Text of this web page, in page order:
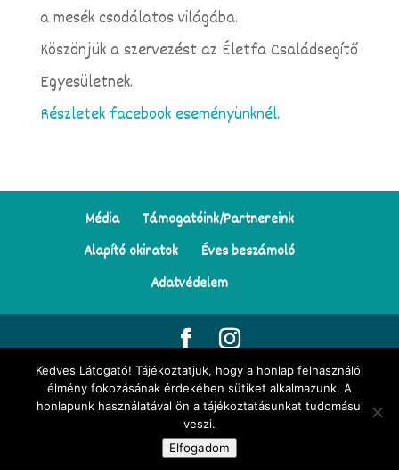
a mesék csodálatos világába.
Köszönjük a szervezést az Életfa Családsegítő
Egyesületnek.
Részletek facebook eseményünknél.
Média
Támogatóink/Partnereink
Alapító okiratok
Éves beszámoló
Adatvédelem
© Minden jog fenntartva | Tekergő Meseösvény Egyesület | Az
oldalon található illusztrációk Darvay Tünde Napocska munkái |
Honlapkészítés:webreveled.hu
Kedves Látogató! Tájékoztatjuk, hogy a honlap felhasználói
élmény fokozásának érdekében sütiket alkalmazunk. A
honlapunk használatával ön a tájékoztatásunkat tudomásul
veszi.
Elfogadom